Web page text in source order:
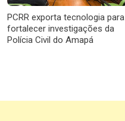
PCRR exporta tecnologia para
fortalecer investigações da
Polícia Civil do Amapá